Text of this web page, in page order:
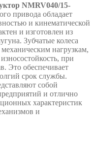
NMRV040/15-
привода обладает
и кинематической
и изготовлен из
Зубчатые колеса
нагрузкам,
при
Это обеспечивает
срок службы.
собой
и отлично
характеристик
и